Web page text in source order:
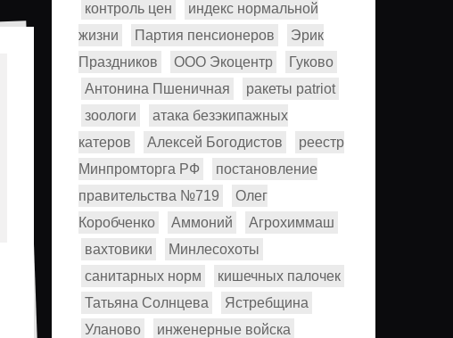
контроль цен
индекс нормальной
жизни
Партия пенсионеров
Эрик
Праздников
ООО Экоцентр
Гуково
Антонина Пшеничная
ракеты patriot
зоологи
атака безэкипажных
катеров
Алексей Богодистов
реестр
Минпромторга РФ
постановление
правительства №719
Олег
Коробченко
Аммоний
Агрохиммаш
вахтовики
Минлесохоты
санитарных норм
кишечных палочек
Татьяна Солнцева
Ястребщина
Уланово
инженерные войска